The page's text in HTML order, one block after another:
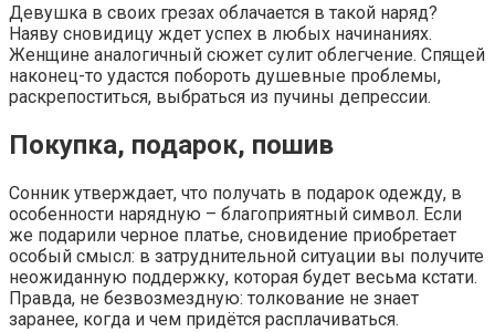
Девушка в своих грезах облачается в такой наряд?
Наяву сновидицу ждет успех в любых начинаниях.
Женщине аналогичный сюжет сулит облегчение. Спящей
наконец-то удастся побороть душевные проблемы,
раскрепоститься, выбраться из пучины депрессии.
Покупка, подарок, пошив
Сонник утверждает, что получать в подарок одежду, в
особенности нарядную – благоприятный символ. Если
же подарили черное платье, сновидение приобретает
особый смысл: в затруднительной ситуации вы получите
неожиданную поддержку, которая будет весьма кстати.
Правда, не безвозмездную: толкование не знает
заранее, когда и чем придётся расплачиваться.